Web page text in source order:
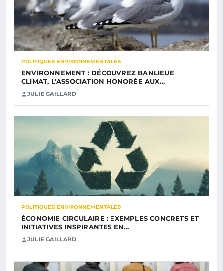
POLITIQUES ENVIRONNEMENTALES
ENVIRONNEMENT : DÉCOUVREZ BANLIEUE
CLIMAT, L’ASSOCIATION HONORÉE AUX…
JULIE GAILLARD
POLITIQUES ENVIRONNEMENTALES
ÉCONOMIE CIRCULAIRE : EXEMPLES CONCRETS ET
INITIATIVES INSPIRANTES EN…
JULIE GAILLARD